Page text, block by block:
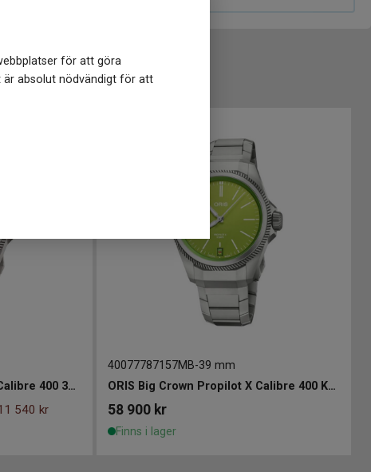
för att göra
är absolut nödvändigt för att
ORIS Big Crown Propilot X Calibre 400 39mm
540 kr
40077787157MB-39 mm
ORIS Big Crown Propilot X Calibre 400 Kermit Edition 39mm
58 900 kr
Finns i lager